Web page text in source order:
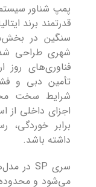
سنگین در
شهری طراحی
فناوری‌های روز
تأمین دبی و
شرایط سخت
اجزای داخلی از
برابر
داشته باشد.